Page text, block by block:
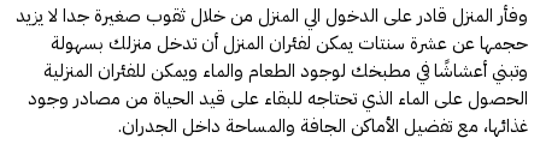
وفأر المنزل قادر على الدخول الي المنزل من خلال ثقوب صغيرة جدا لا يزيد
حجمها عن عشرة سنتات يمكن لفئران المنزل أن تدخل منزلك بسهولة
وتبني أعشاشًا في مطبخك لوجود الطعام والماء ويمكن للفئران المنزلية
الحصول على الماء الذي تحتاجه للبقاء على قيد الحياة من مصادر وجود
غذائها، مع تفضيل الأماكن الجافة والمساحة داخل الجدران.